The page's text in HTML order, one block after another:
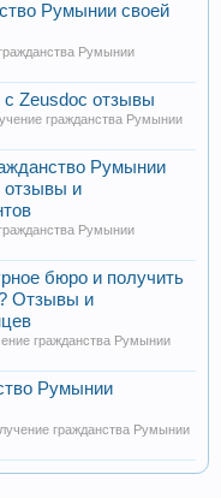
Румынии своей
Румынии
Zeusdoc отзывы
гражданства Румынии
Румынии
отзывы и
Румынии
бюро и получить
Отзывы и
гражданства Румынии
Румынии
гражданства Румынии